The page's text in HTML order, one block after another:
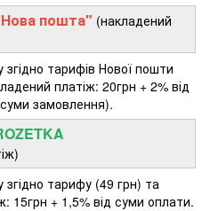
пошта" (накладений
тарифів Нової пошти
платіж: 20грн + 2% від
замовлення).
тарифу (49 грн) та
15грн + 1,5% від суми оплати.